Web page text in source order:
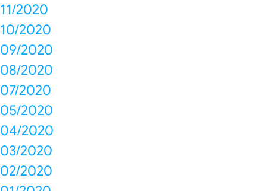
11/2020
10/2020
09/2020
08/2020
07/2020
05/2020
04/2020
03/2020
02/2020